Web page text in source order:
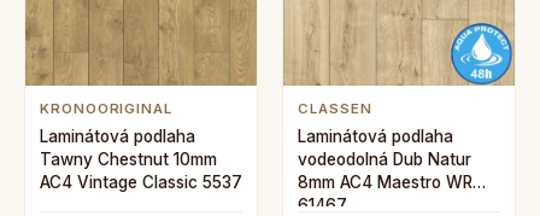
KRONOORIGINAL
Laminátová podlaha
Tawny Chestnut 10mm
AC4 Vintage Classic 5537
CLASSEN
Laminátová podlaha
vodeodolná Dub Natur
8mm AC4 Maestro WR
61467